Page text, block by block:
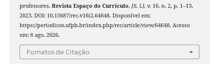
professores. Revista Espaço do Currículo, [S. l.], v. 16, n. 2, p. 1–13,
2023. DOI: 10.15687/rec.v16i2.64648. Disponível em:
https://periodicos.ufpb.br/index.php/rec/article/view/64648. Acesso
em: 6 ago. 2026.
Fomatos de Citação